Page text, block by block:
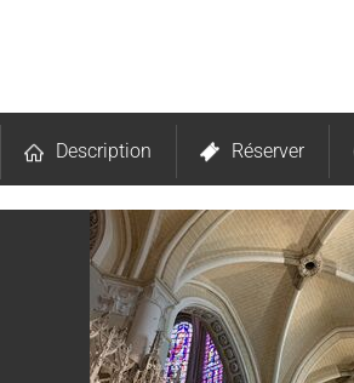
Description Réserver
Carte